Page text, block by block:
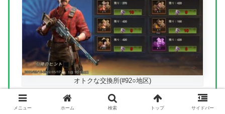
オトクな交換所(#92○地区)
メニュー ホーム 検索 トップ サイドバー